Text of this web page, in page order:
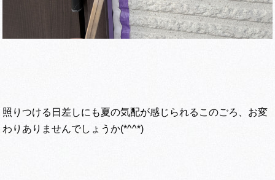
照りつける日差しにも夏の気配が感じられるこのごろ、お変
わりありませんでしょうか(*^^*)